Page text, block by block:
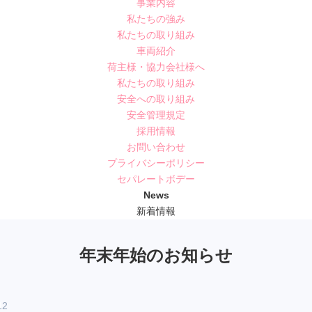
事業内容
私たちの強み
私たちの取り組み
車両紹介
荷主様・協力会社様へ
私たちの取り組み
安全への取り組み
安全管理規定
採用情報
お問い合わせ
プライバシーポリシー
セパレートボデー
News
新着情報
年末年始のお知らせ